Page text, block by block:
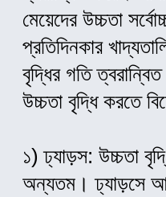
মেয়েদের উচ্চতা
প্রতিদিনকার
বৃদ্ধির গতি
উচ্চতা বৃদ্ধি করতে
১) ঢ্যাড়স: উচ্চতা
অন্যতম। ঢ্যাড়সে